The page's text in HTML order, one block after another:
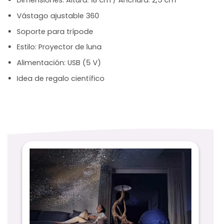
Vástago ajustable 360
Soporte para trípode
Estilo: Proyector de luna
Alimentación: USB (5 V)
Idea de regalo científico